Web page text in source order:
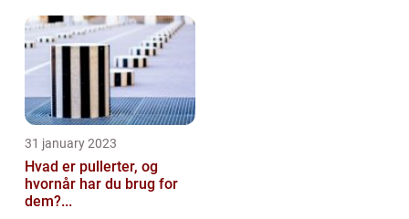
31 january 2023
Hvad er pullerter, og
hvornår har du brug for
dem?...